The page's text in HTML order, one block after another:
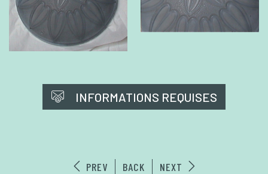
INFORMATIONS REQUISES
PREV BACK NEXT